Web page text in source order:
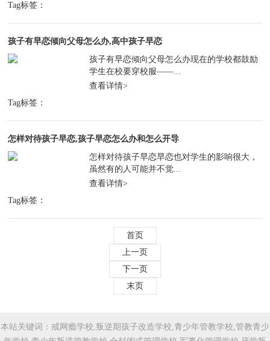
Tag标签：
孩子有早恋倾向父母怎么办,高中孩子早恋
孩子有早恋倾向父母怎么办现在的学校都鼓励
学生在校要穿校服——...
查看详情>
Tag标签：
怎样对待孩子早恋,孩子早恋怎么办和怎么开导
怎样对待孩子早恋早恋也对学生的影响很大，
虽然有的人可能并不觉...
查看详情>
Tag标签：
首页
上一页
下一页
末页
本站关键词：戒网瘾学校,叛逆期孩子改造学校,青少年管教学校,管教青少